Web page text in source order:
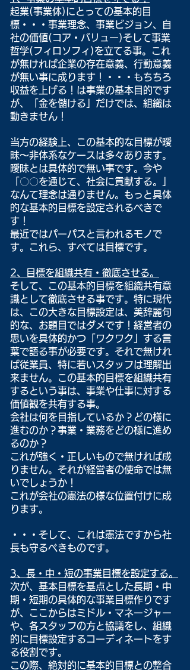
起業(事業体)にとっての基本的目
標・・・事業理念、事業ビジョン、自
社の価値(コア・バリュー)そして事業
哲学(フィロソフィ)を立てる事。これ
が無ければ企業の存在意義、行動意義
が無い事に成ります！・・・もちちろ
収益を上げる！は事業の基本目的です
が、「金を儲ける」だけでは、組織は
動きません！
当方の経験上、この基本的な目標が曖
昧～非体系なケースは多々あります。
曖昧とは具体的で無い事です。今や
「〇〇を通じて、社会に貢献する。」
なんて理念は通りません。もっと具体
的な基本的目標を設定されるべきで
す！
最近ではパーパスと言われるモノで
す。これら、すべては目標です。
2、目標を組織共有・徹底させる。
そして、この基本的目標を組織共有意
識として徹底させる事です。特に現代
は、この大きな目標設定は、美辞麗句
的な、お題目ではダメです！経営者の
思いを具体的かつ「ワクワク」する言
葉で語る事が必要です。それで無けれ
ば従業員、特に若いスタッフは理解出
来ません。この基本的目標を組織共有
するという事は、事業や仕事に対する
価値観を共有する事。
会社は何を目指しているか？どの様に
進むのか？事業・業務をどの様に進め
るのか？
これが強く・正しいもので無ければ成
りません。それが経営者の使命では無
いでしょうか！
これが会社の憲法の様な位置付けに成
ります。
・・・そして、これは憲法ですから社
長も守るべきものです。
3、長・中・短の事業目標を設定する。
次が、基本目標を基点とした長期・中
期・短期の具体的な事業目標作りです
が、ここからはミドル・マネージャー
や、各スタッフの方と協議をし、組織
的に目標設定するコーディネートをす
る役割です。
この際、絶対的に基本的目標との整合